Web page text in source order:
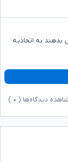
بدهند به اتحادیه
دیدگاه‌ها ( ۰